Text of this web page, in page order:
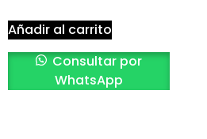
Añadir al carrito
Consultar por
WhatsApp